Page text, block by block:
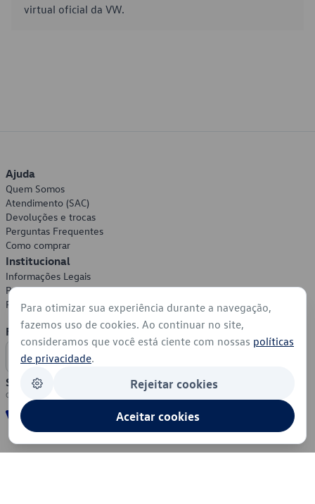
virtual oficial da VW.
Ajuda
Quem Somos
Atendimento (SAC)
Devoluções e trocas
Perguntas Frequentes
Como comprar
Institucional
Informações Legais
Política de Privacidade
Política de Cookies
Formas de Pagamento
Segurança
Para otimizar sua experiência durante a navegação,
fazemos uso de cookies. Ao continuar no site,
consideramos que você está ciente com nossas políticas
de privacidade.
Rejeitar cookies
Aceitar cookies